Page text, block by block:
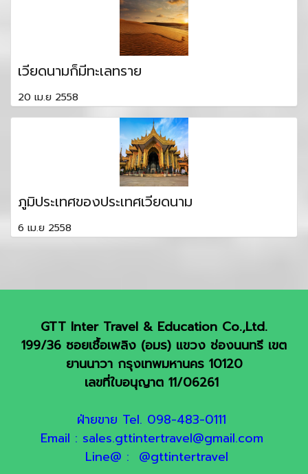
เวียดนามก็มีทะเลทราย
20 เม.ย 2558
ภูมิประเทศของประเทศเวียดนาม
6 เม.ย 2558
GTT Inter Travel & Education Co.,Ltd.
199/36 ซอยเชื้อเพลิง (อมร) แขวง ช่องนนทรี เขต
ยานนาวา กรุงเทพมหานคร 10120
เลขที่ใบอนุญาต 11/06261
ฝ่ายขาย Tel. 098-483-0111
Email : sales.gttintertravel@gmail.com
Line@ : @gttintertravel